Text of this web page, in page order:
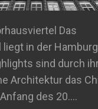
Das
in der
sind durch
Architektur das
des 20.…